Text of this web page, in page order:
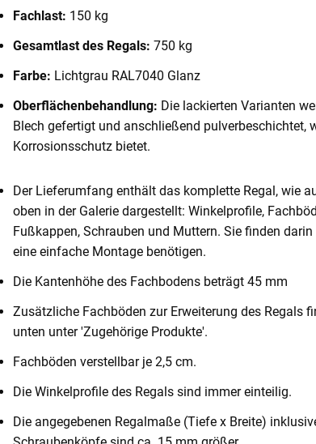
Fachlast: 150 kg
Gesamtlast des Regals: 750 kg
Farbe: Lichtgrau RAL7040 Glanz
Oberflächenbehandlung: Die lackierten Varianten
Blech gefertigt und anschließend pulverbeschichtet,
Korrosionsschutz bietet.
Der Lieferumfang enthält das komplette Regal, wie
oben in der Galerie dargestellt: Winkelprofile,
Fußkappen, Schrauben und Muttern. Sie finden
eine einfache Montage benötigen.
Die Kantenhöhe des Fachbodens beträgt 45 mm
Zusätzliche Fachböden zur Erweiterung des Regals
unten unter 'Zugehörige Produkte'.
Fachböden verstellbar je 2,5 cm.
Die Winkelprofile des Regals sind immer einteilig.
Die angegebenen Regalmaße (Tiefe x Breite)